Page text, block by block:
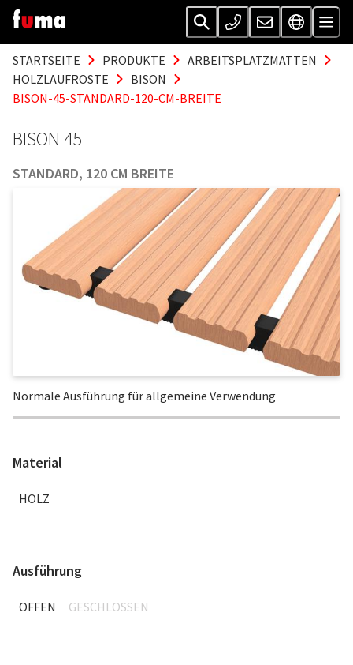
STARTSEITE PRODUKTE
ARBEITSPLATZMATTEN
HOLZLAUFROSTE
BISON
BISON-45-STANDARD-120-CM-BREITE
BISON 45
STANDARD, 120 CM BREITE
Normale Ausführung für allgemeine Verwendung
Material
HOLZ
Ausführung
OFFEN GESCHLOSSEN